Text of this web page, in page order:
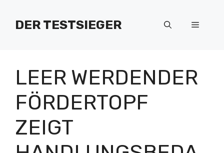
Inhalt
springenDER TESTSIEGER Menü
LEER WERDENDER
FÖRDERTOPF
ZEIGT